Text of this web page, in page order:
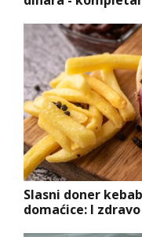
Slasni doner
domaćice: I